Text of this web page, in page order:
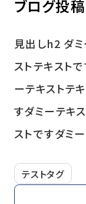
ブログ投
見出しh2 ダミ
ストテキスト
ーテキストテ
すダミーテキ
ストですダミ
テストタグ